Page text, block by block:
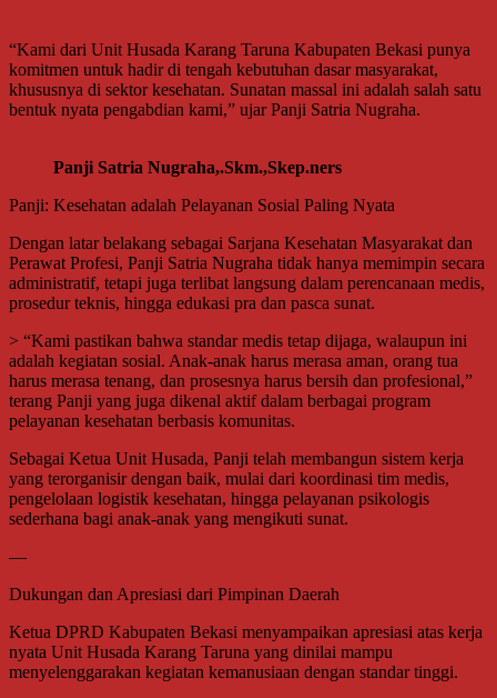
“Kami dari Unit Husada Karang Taruna Kabupaten Bekasi punya
komitmen untuk hadir di tengah kebutuhan dasar masyarakat,
khususnya di sektor kesehatan. Sunatan massal ini adalah salah satu
bentuk nyata pengabdian kami,” ujar Panji Satria Nugraha.
Panji Satria Nugraha,.Skm.,Skep.ners
Panji: Kesehatan adalah Pelayanan Sosial Paling Nyata
Dengan latar belakang sebagai Sarjana Kesehatan Masyarakat dan
Perawat Profesi, Panji Satria Nugraha tidak hanya memimpin secara
administratif, tetapi juga terlibat langsung dalam perencanaan medis,
prosedur teknis, hingga edukasi pra dan pasca sunat.
> “Kami pastikan bahwa standar medis tetap dijaga, walaupun ini
adalah kegiatan sosial. Anak-anak harus merasa aman, orang tua
harus merasa tenang, dan prosesnya harus bersih dan profesional,”
terang Panji yang juga dikenal aktif dalam berbagai program
pelayanan kesehatan berbasis komunitas.
Sebagai Ketua Unit Husada, Panji telah membangun sistem kerja
yang terorganisir dengan baik, mulai dari koordinasi tim medis,
pengelolaan logistik kesehatan, hingga pelayanan psikologis
sederhana bagi anak-anak yang mengikuti sunat.
—
Dukungan dan Apresiasi dari Pimpinan Daerah
Ketua DPRD Kabupaten Bekasi menyampaikan apresiasi atas kerja
nyata Unit Husada Karang Taruna yang dinilai mampu
menyelenggarakan kegiatan kemanusiaan dengan standar tinggi.